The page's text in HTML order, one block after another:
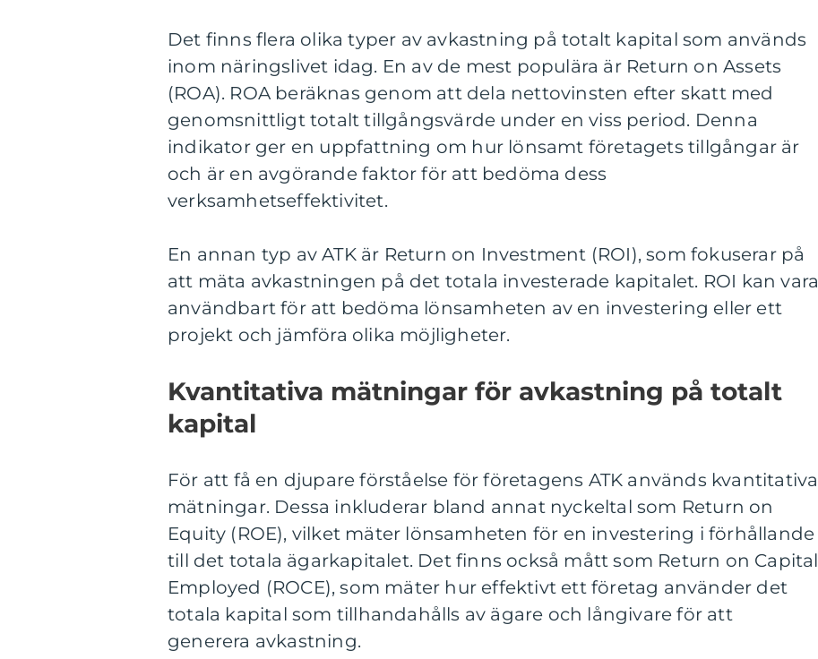
Det finns flera olika typer av avkastning på totalt kapital som används
inom näringslivet idag. En av de mest populära är Return on Assets
(ROA). ROA beräknas genom att dela nettovinsten efter skatt med
genomsnittligt totalt tillgångsvärde under en viss period. Denna
indikator ger en uppfattning om hur lönsamt företagets tillgångar är
och är en avgörande faktor för att bedöma dess
verksamhetseffektivitet.
En annan typ av ATK är Return on Investment (ROI), som fokuserar på
att mäta avkastningen på det totala investerade kapitalet. ROI kan vara
användbart för att bedöma lönsamheten av en investering eller ett
projekt och jämföra olika möjligheter.
Kvantitativa mätningar för avkastning på totalt
kapital
För att få en djupare förståelse för företagens ATK används kvantitativa
mätningar. Dessa inkluderar bland annat nyckeltal som Return on
Equity (ROE), vilket mäter lönsamheten för en investering i förhållande
till det totala ägarkapitalet. Det finns också mått som Return on Capital
Employed (ROCE), som mäter hur effektivt ett företag använder det
totala kapital som tillhandahålls av ägare och långivare för att
generera avkastning.